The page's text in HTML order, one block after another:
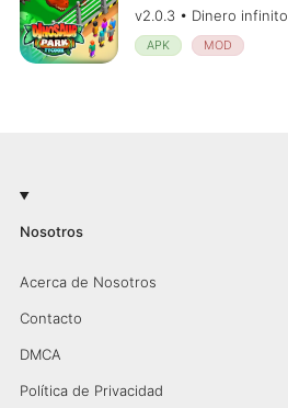
v2.0.3 • Dinero infinito
APK MOD
Nosotros
Acerca de Nosotros
Contacto
DMCA
Política de Privacidad